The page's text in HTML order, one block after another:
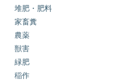
堆肥・肥料
家畜糞
農薬
獣害
緑肥
稲作